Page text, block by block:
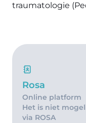
traumatologie
Rosa
Online platform
Het is niet
via ROSA